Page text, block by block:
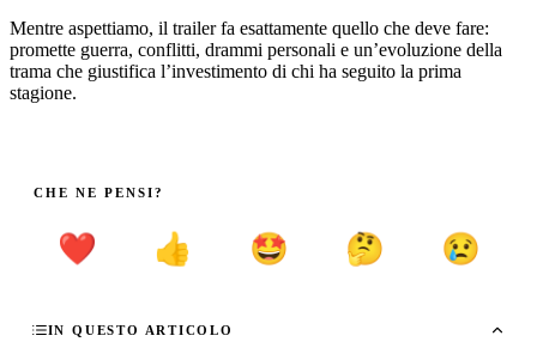
Mentre aspettiamo, il trailer fa esattamente quello che deve fare:
promette guerra, conflitti, drammi personali e un’evoluzione della
trama che giustifica l’investimento di chi ha seguito la prima
stagione.
CHE NE PENSI?
❤️ 👍 🤩 🤔 😢
IN QUESTO ARTICOLO